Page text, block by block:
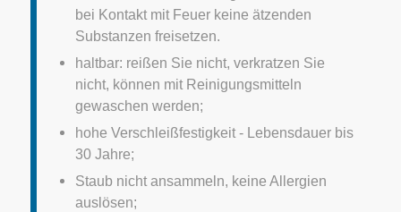
bei Kontakt mit Feuer keine ätzenden
Substanzen freisetzen.
haltbar: reißen Sie nicht, verkratzen Sie
nicht, können mit Reinigungsmitteln
gewaschen werden;
hohe Verschleißfestigkeit - Lebensdauer bis
30 Jahre;
Staub nicht ansammeln, keine Allergien
auslösen;